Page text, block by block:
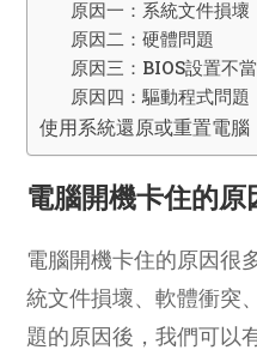
原因一：系統文件損壞
原因二：硬體問題
原因三：BIOS設置不當
原因四：驅動程式問題
使用系統還原或重置電腦
電腦開機卡住的原
電腦開機卡住的原因很
統文件損壞、軟體衝突
題的原因後，我們可以